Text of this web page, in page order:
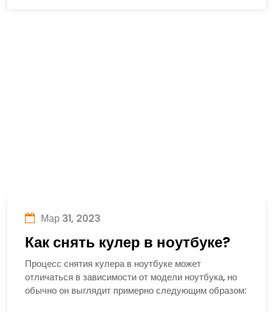
Мар 31, 2023
Как снять кулер в ноутбуке?
Процесс снятия кулера в ноутбуке может
отличаться в зависимости от модели ноутбука, но
обычно он выглядит примерно следующим образом: